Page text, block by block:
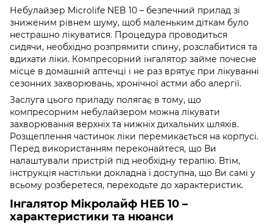
Небулайзер Microlife NEB 10 – безпечний прилад зі
зниженим рівнем шуму, щоб маленьким діткам було
нестрашно лікуватися. Процедура проводиться
сидячи, необхідно розпрямити спину, розслабитися та
вдихати ліки. Компресорний інгалятор займе почесне
місце в домашній аптечці і не раз врятує при лікуванні
сезонних захворювань, хронічної астми або алергії.
Заслуга цього приладу полягає в тому, що
компресорним небулайзером можна лікувати
захворювання верхніх та нижніх дихальних шляхів.
Розщеплення частинок ліки перемикається на корпусі.
Перед використанням переконайтеся, що Ви
налаштували пристрій під необхідну терапію. Втім,
інструкція настільки докладна і доступна, що Ви самі у
всьому розберетеся, переходьте до характеристик.
Інгалятор Мікролайф НЕБ 10 –
характеристики та нюанси